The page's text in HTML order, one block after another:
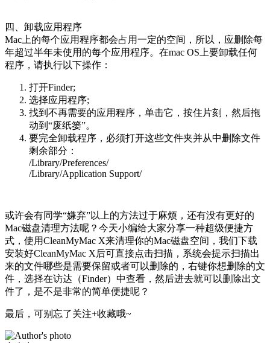
四、卸载应用程序
Mac上的每个应用程序都会占用一定的空间，所以，应删除每
年超过半年未使用的每个应用程序。在mac OS上要卸载任何
程序，请执行以下操作：
打开Finder;
选择应用程序;
找到不再需要的应用程序，单击它，按住片刻，然后拖
动到“废纸篓”。
要完全卸载程序，必须打开这些文件夹并从中删除文件
剩余部分：
/Library/Preferences/
/Library/Application Support/
或许会有同学“嫌弃”以上的方法过于麻烦，还有没有更好的
Mac磁盘清理方法呢？今天小编给大家分享一种超级便捷方
式，使用CleanMyMac X来清理你的Mac磁盘空间，我们下载
安装好CleanMyMac X后可直接点击扫描，系统会提示扫描出
来的文件哪些是需要保留或者可以删除的，右键你想删除的文
件，选择在访达（Finder）中查看，然后进去就可以删除出文
件了，是不是非常的简单便捷呢？
最后，可别忘了关注+收藏哦~